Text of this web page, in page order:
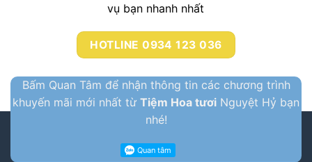
vụ bạn nhanh nhất
HOTLINE 0934 123 036
Bấm Quan Tâm để nhận thông tin các chương trình
khuyến mãi mới nhất từ Tiệm Hoa tươi Nguyệt Hỷ bạn
nhé!